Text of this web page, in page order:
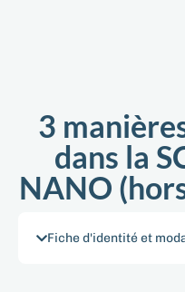
3
dans la
NANO​
Fiche d'identité et